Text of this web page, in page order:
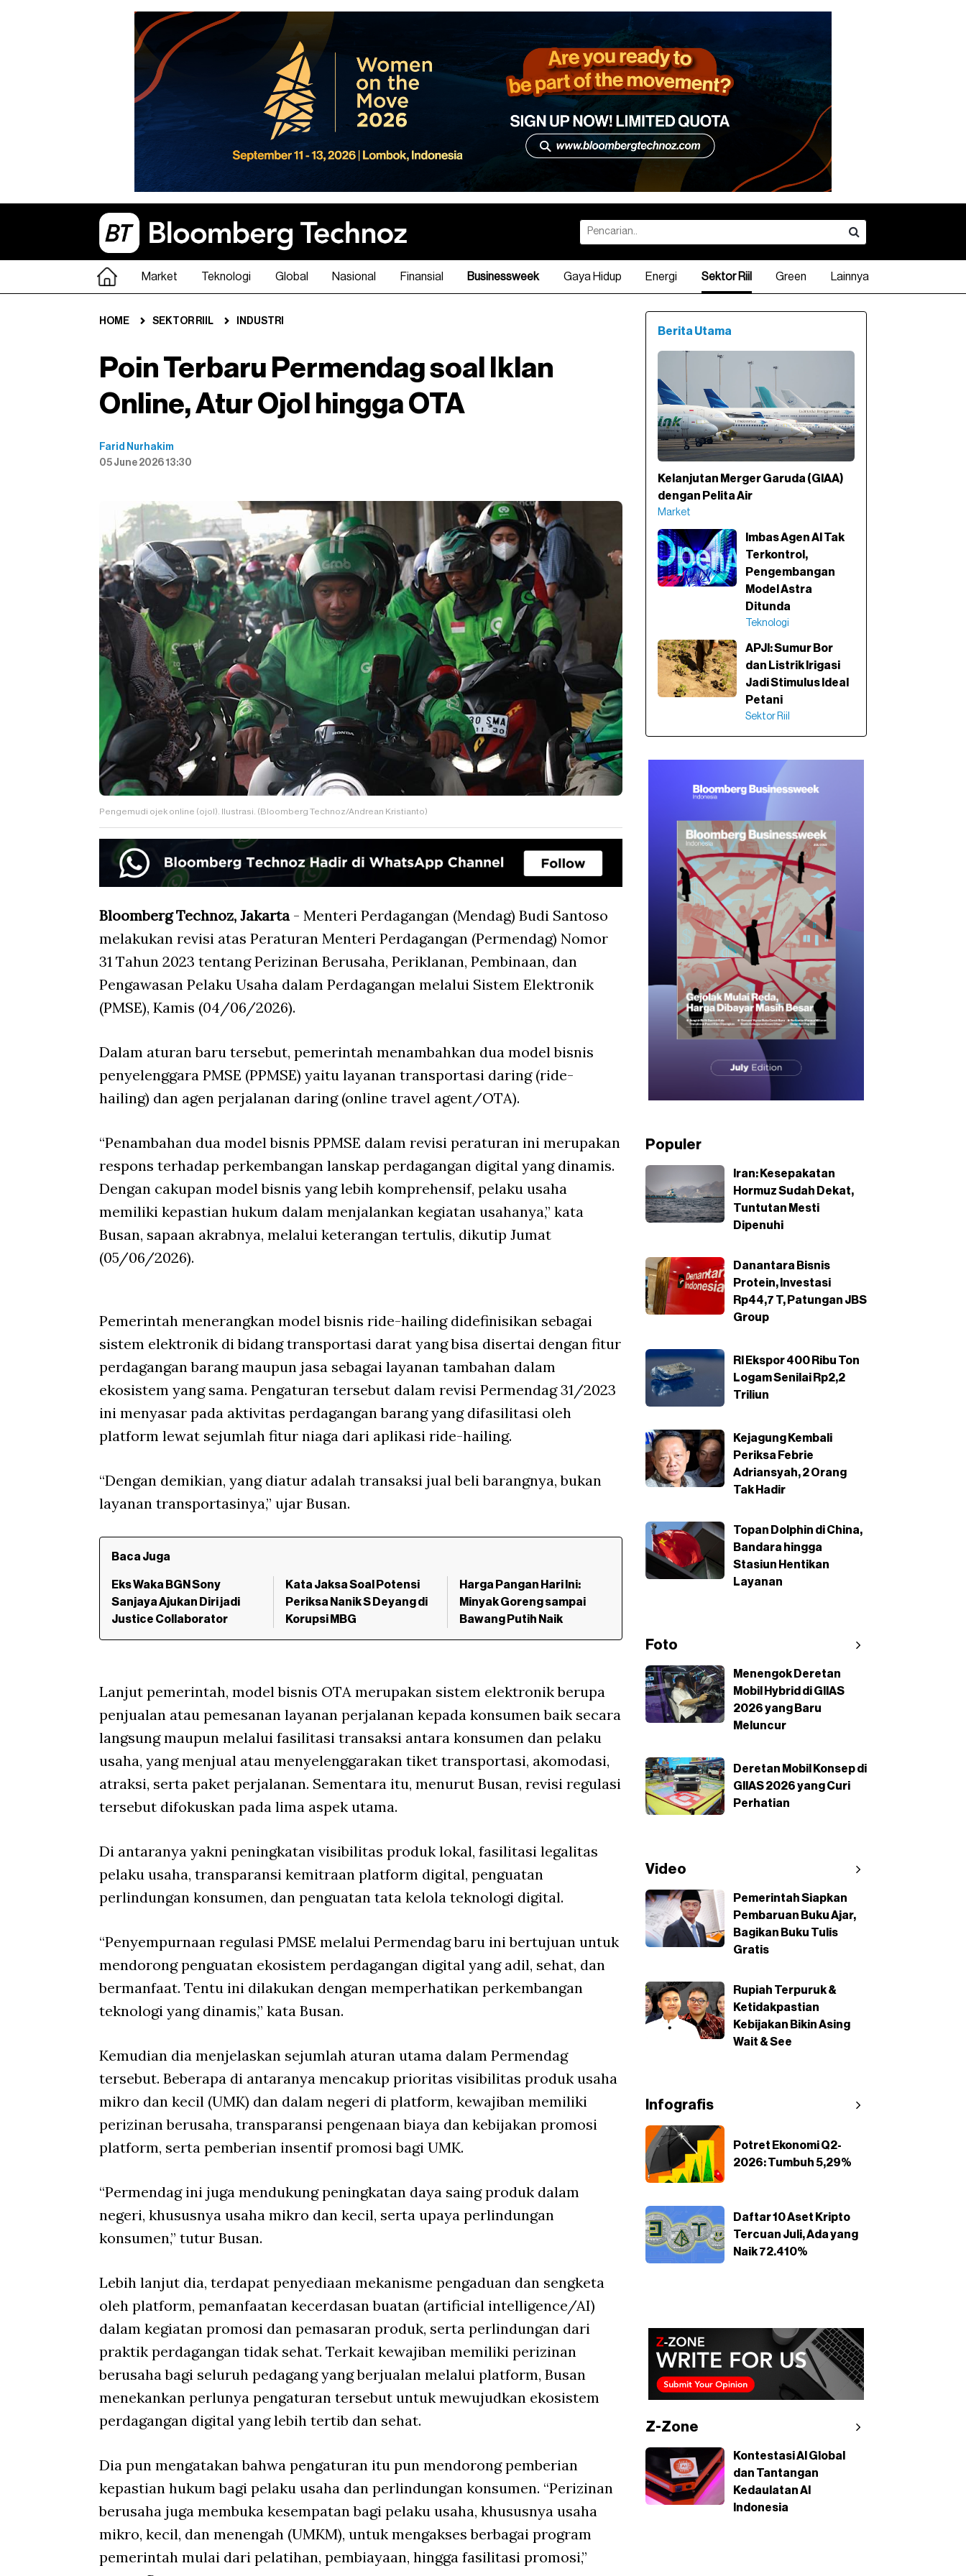
Market Teknologi Global Nasional Finansial Businessweek Gaya Hidup Energi Sektor Riil Green Lainnya
HOME SEKTOR RIIL INDUSTRI
Poin Terbaru Permendag soal Iklan
Online, Atur Ojol hingga OTA
Farid Nurhakim
05 June 2026 13:30
Pengemudi ojek online (ojol). Ilustrasi. (Bloomberg Technoz/Andrean Kristianto)
Bloomberg Technoz, Jakarta- Menteri Perdagangan (Mendag) Budi Santoso
melakukan revisi atas Peraturan Menteri Perdagangan (Permendag) Nomor
31 Tahun 2023 tentang Perizinan Berusaha, Periklanan, Pembinaan, dan
Pengawasan Pelaku Usaha dalam Perdagangan melalui Sistem Elektronik
(PMSE), Kamis (04/06/2026).
Dalam aturan baru tersebut, pemerintah menambahkan dua model bisnis
penyelenggara PMSE (PPMSE) yaitu layanan transportasi daring (ride-
hailing) dan agen perjalanan daring (online travel agent/OTA).
“Penambahan dua model bisnis PPMSE dalam revisi peraturan ini merupakan
respons terhadap perkembangan lanskap perdagangan digital yang dinamis.
Dengan cakupan model bisnis yang lebih komprehensif, pelaku usaha
memiliki kepastian hukum dalam menjalankan kegiatan usahanya,” kata
Busan, sapaan akrabnya, melalui keterangan tertulis, dikutip Jumat
(05/06/2026).
Pemerintah menerangkan model bisnis ride-hailing didefinisikan sebagai
sistem elektronik di bidang transportasi darat yang bisa disertai dengan fitur
perdagangan barang maupun jasa sebagai layanan tambahan dalam
ekosistem yang sama. Pengaturan tersebut dalam revisi Permendag 31/2023
ini menyasar pada aktivitas perdagangan barang yang difasilitasi oleh
platform lewat sejumlah fitur niaga dari aplikasi ride-hailing.
“Dengan demikian, yang diatur adalah transaksi jual beli barangnya, bukan
layanan transportasinya,” ujar Busan.
Baca Juga
Eks Waka BGN Sony
Sanjaya Ajukan Diri jadi
Justice Collaborator
Kata Jaksa Soal Potensi
Periksa Nanik S Deyang di
Korupsi MBG
Harga Pangan Hari Ini:
Minyak Goreng sampai
Bawang Putih Naik
Lanjut pemerintah, model bisnis OTA merupakan sistem elektronik berupa
penjualan atau pemesanan layanan perjalanan kepada konsumen baik secara
langsung maupun melalui fasilitasi transaksi antara konsumen dan pelaku
usaha, yang menjual atau menyelenggarakan tiket transportasi, akomodasi,
atraksi, serta paket perjalanan. Sementara itu, menurut Busan, revisi regulasi
tersebut difokuskan pada lima aspek utama.
Di antaranya yakni peningkatan visibilitas produk lokal, fasilitasi legalitas
pelaku usaha, transparansi kemitraan platform digital, penguatan
perlindungan konsumen, dan penguatan tata kelola teknologi digital.
“Penyempurnaan regulasi PMSE melalui Permendag baru ini bertujuan untuk
mendorong penguatan ekosistem perdagangan digital yang adil, sehat, dan
bermanfaat. Tentu ini dilakukan dengan memperhatikan perkembangan
teknologi yang dinamis,” kata Busan.
Kemudian dia menjelaskan sejumlah aturan utama dalam Permendag
tersebut. Beberapa di antaranya mencakup prioritas visibilitas produk usaha
mikro dan kecil (UMK) dan dalam negeri di platform, kewajiban memiliki
perizinan berusaha, transparansi pengenaan biaya dan kebijakan promosi
platform, serta pemberian insentif promosi bagi UMK.
“Permendag ini juga mendukung peningkatan daya saing produk dalam
negeri, khususnya usaha mikro dan kecil, serta upaya perlindungan
konsumen,” tutur Busan.
Lebih lanjut dia, terdapat penyediaan mekanisme pengaduan dan sengketa
oleh platform, pemanfaatan kecerdasan buatan (artificial intelligence/AI)
dalam kegiatan promosi dan pemasaran produk, serta perlindungan dari
praktik perdagangan tidak sehat. Terkait kewajiban memiliki perizinan
berusaha bagi seluruh pedagang yang berjualan melalui platform, Busan
menekankan perlunya pengaturan tersebut untuk mewujudkan ekosistem
perdagangan digital yang lebih tertib dan sehat.
Dia pun mengatakan bahwa pengaturan itu pun mendorong pemberian
kepastian hukum bagi pelaku usaha dan perlindungan konsumen. “Perizinan
berusaha juga membuka kesempatan bagi pelaku usaha, khususnya usaha
mikro, kecil, dan menengah (UMKM), untuk mengakses berbagai program
pemerintah mulai dari pelatihan, pembiayaan, hingga fasilitasi promosi,”
Berita Utama
Kelanjutan Merger Garuda (GIAA)
dengan Pelita Air
Market
Imbas Agen AI Tak
Terkontrol,
Pengembangan
Model Astra
Ditunda
Teknologi
APJI: Sumur Bor
dan Listrik Irigasi
Jadi Stimulus Ideal
Petani
Sektor Riil
Populer
Iran: Kesepakatan
Hormuz Sudah Dekat,
Tuntutan Mesti
Dipenuhi
Danantara Bisnis
Protein, Investasi
Rp44,7 T, Patungan JBS
Group
RI Ekspor 400 Ribu Ton
Logam Senilai Rp2,2
Triliun
Kejagung Kembali
Periksa Febrie
Adriansyah, 2 Orang
Tak Hadir
Topan Dolphin di China,
Bandara hingga
Stasiun Hentikan
Layanan
Foto
Menengok Deretan
Mobil Hybrid di GIIAS
2026 yang Baru
Meluncur
Deretan Mobil Konsep di
GIIAS 2026 yang Curi
Perhatian
Video
Pemerintah Siapkan
Pembaruan Buku Ajar,
Bagikan Buku Tulis
Gratis
Rupiah Terpuruk &
Ketidakpastian
Kebijakan Bikin Asing
Wait & See
Infografis
Potret Ekonomi Q2-
2026: Tumbuh 5,29%
Daftar 10 Aset Kripto
Tercuan Juli, Ada yang
Naik 72.410%
Z-Zone
Kontestasi AI Global
dan Tantangan
Kedaulatan AI
Indonesia